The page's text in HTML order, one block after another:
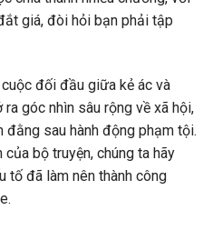
giá, đòi hỏi bạn phải tập
đối đầu giữa kẻ ác và
góc nhìn sâu rộng về xã hội,
đằng sau hành động phạm tội.
bộ truyện, chúng ta hãy
tố đã làm nên thành công